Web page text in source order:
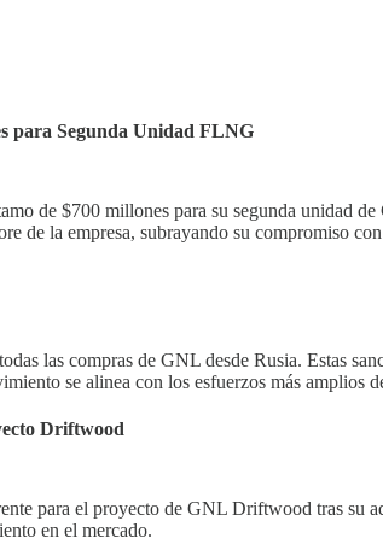
para Segunda Unidad FLNG
de $700 millones para su segunda unidad
de la empresa, subrayando su compromiso
las compras de GNL desde Rusia. Estas
se alinea con los esfuerzos más
Driftwood
para el proyecto de GNL Driftwood tras
en el mercado.